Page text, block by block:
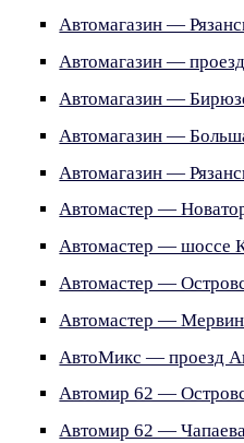
Автомагазин —
Автомагазин —
Автомагазин —
Автомагазин —
Автомагазин —
Автомастер —
Автомастер — шоссе
Автомастер —
Автомастер —
АвтоМикс — проезд
Автомир 62 —
Автомир 62 —